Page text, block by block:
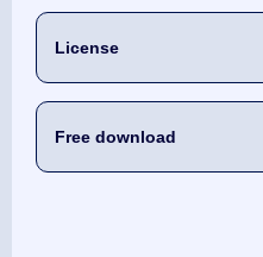
License
Free download